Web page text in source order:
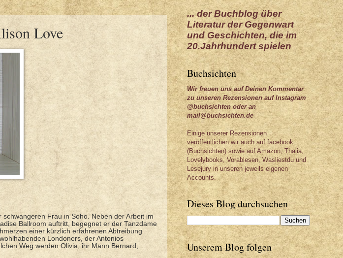
Love
Frau in Soho. Neben der Arbeit im
Ballroom auftritt, begegnet er der Tanzdame
einer kürzlich erfahrenen Abtreibung
Londoners, der Antonios
Weg werden Olivia, ihr Mann Bernard,
... der Buchblog über
Literatur der Gegenwart
und Geschichten, die im
20.Jahrhundert spielen
Buchsichten
Wir freuen uns auf Deinen Kommentar
zu unseren Rezensionen auf Instagram
@buchsichten oder an
mail@buchsichten.de
Einige unserer Rezensionen
veröffentlichen wir auch auf facebook
(Buchsichten) sowie auf Amazon, Thalia,
Lovelybooks, Vorablesen, Wasliestdu und
Lesejury in unseren jeweils eigenen
Accounts.
Dieses Blog durchsuchen
Unserem Blog folgen